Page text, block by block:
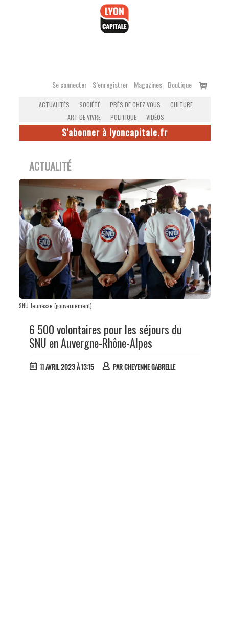
Se connecter S’enregistrer Magazines Boutique
Voir
ACTUALITÉS SOCIÉTÉ PRÈS DE CHEZ VOUS
CULTURE
ART DE VIVRE
POLITIQUE VIDÉOS
S'abonner à lyoncapitale.fr
ACTUALITÉ
SNU Jeunesse (gouvernement)
6 500 volontaires pour les séjours du
SNU en Auvergne-Rhône-Alpes
11 AVRIL 2023 À 13:15 PARCHEYENNE GABRELLE